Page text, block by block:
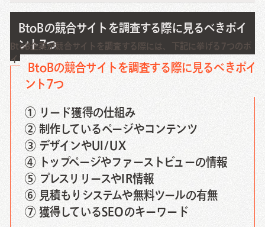
BtoBの競合サイトを調査する際に見るべきポイ
ント7つ
BtoB企業が競合サイトを調査する際には、下記に挙げる7つのポ
イントに注目することが必要です。
BtoBの競合サイトを調査する際に見るべきポイ
ント7つ
① リード獲得の仕組み
② 制作しているページやコンテンツ
③ デザインやUI/UX
④ トップページやファーストビューの情報
⑤ プレスリリースやIR情報
⑥ 見積もりシステムや無料ツールの有無
⑦ 獲得しているSEOのキーワード